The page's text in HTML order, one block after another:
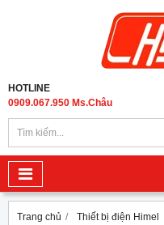
HOTLINE
0909.067.950 Ms.Châu
Trang chủ
Thiết bị điện Himel